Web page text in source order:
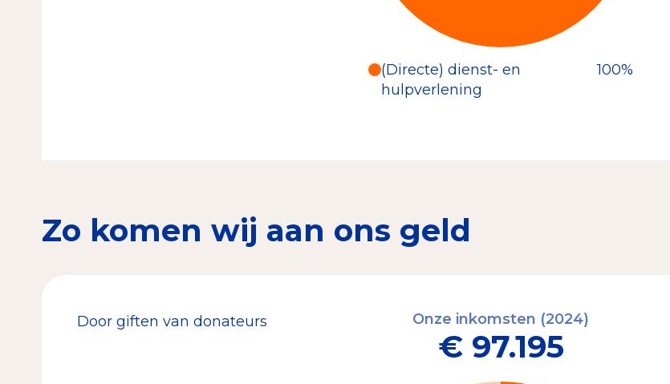
(Directe) dienst- en
hulpverlening
100%
Zo komen wij aan ons geld
Onze inkomsten (2024)
€ 97.195
Door giften van donateurs